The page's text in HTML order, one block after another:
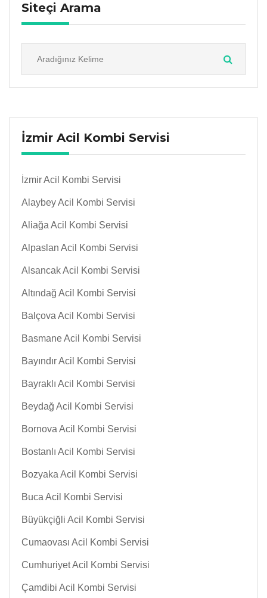
Siteçi Arama
İzmir Acil Kombi Servisi
İzmir Acil Kombi Servisi
Alaybey Acil Kombi Servisi
Aliağa Acil Kombi Servisi
Alpaslan Acil Kombi Servisi
Alsancak Acil Kombi Servisi
Altındağ Acil Kombi Servisi
Balçova Acil Kombi Servisi
Basmane Acil Kombi Servisi
Bayındır Acil Kombi Servisi
Bayraklı Acil Kombi Servisi
Beydağ Acil Kombi Servisi
Bornova Acil Kombi Servisi
Bostanlı Acil Kombi Servisi
Bozyaka Acil Kombi Servisi
Buca Acil Kombi Servisi
Büyükçiğli Acil Kombi Servisi
Cumaovası Acil Kombi Servisi
Cumhuriyet Acil Kombi Servisi
Çamdibi Acil Kombi Servisi